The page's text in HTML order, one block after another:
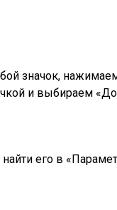
значок,
и выбираем
его в